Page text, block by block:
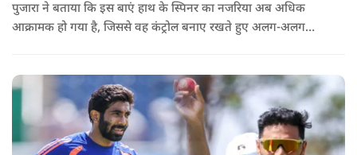
पुजारा ने बताया कि इस बाएं हाथ के स्पिनर का नजरिया अब अधिक
आक्रामक हो गया है, जिससे वह कंट्रोल बनाए रखते हुए अलग-अलग